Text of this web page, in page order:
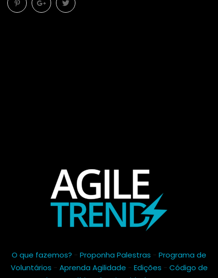
O que fazemos? - Proponha Palestras - Programa de
Voluntários - Aprenda Agilidade - Edições - Código de